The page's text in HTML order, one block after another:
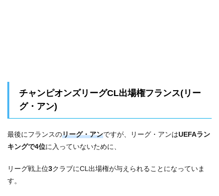
チャンピオンズリーグCL出場権フランス(リー
グ・アン)
最後にフランスのリーグ・アンですが、リーグ・アンはUEFAラン
キングで4位に入っていないために、
リーグ戦上位3クラブにCL出場権が与えられることになっていま
す。